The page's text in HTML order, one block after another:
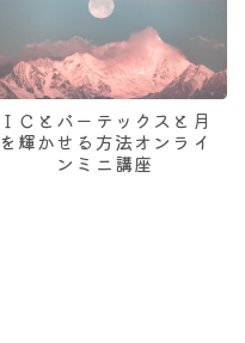
ＩＣとバーテックスと月
を輝かせる方法オンライ
ンミニ講座